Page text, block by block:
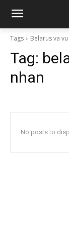
Tags Belarus va
Tag:
nhan
No posts to